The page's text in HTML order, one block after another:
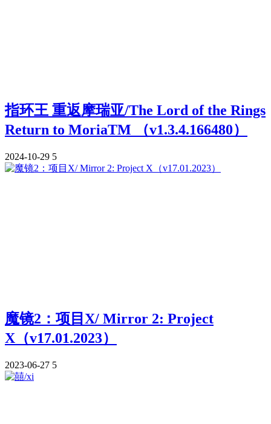
指环王 重返摩瑞亚/The Lord of the Rings
Return to MoriaTM （v1.3.4.166480）
2024-10-29 5
魔镜2：项目X/ Mirror 2: Project
X（v17.01.2023）
2023-06-27 5